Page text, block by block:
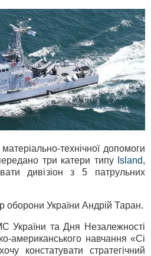
технічної допомоги
три катери типу Island,
дивізіон з 5 патрульних
оборони України Андрій Таран.
та Дня Незалежності
американського навчання «Сі
констатувати стратегічний